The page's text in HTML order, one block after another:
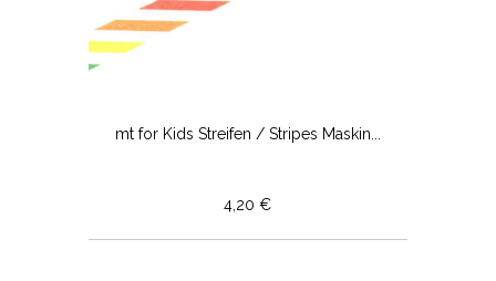
mt for Kids Streifen / Stripes Maskin...
4,20 €